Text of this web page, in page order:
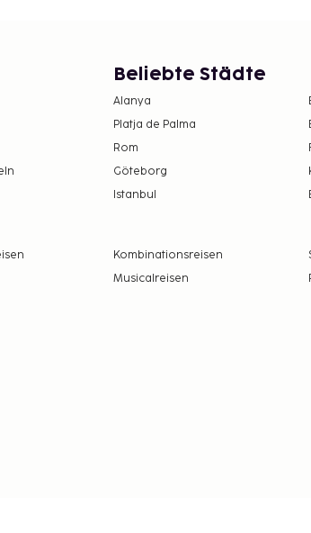
Beliebte Städte
Alanya
Platja de Palma
Rom
Göteborg
Istanbul
Kombinationsreisen
Musicalreisen